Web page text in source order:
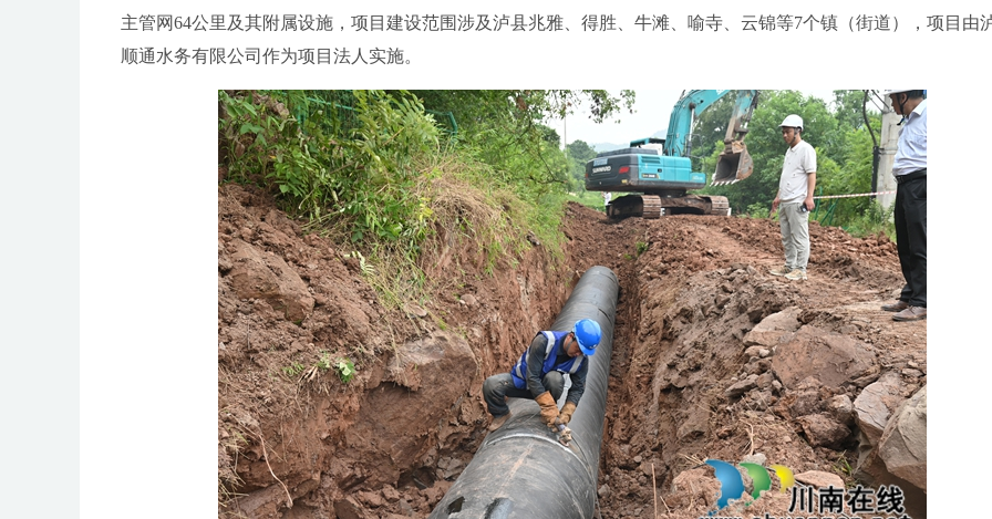
主管网64公里及其附属设施，项目建设范围涉及泸县兆雅、得胜、牛滩、喻寺、云锦等7个镇（街道），项目由
顺通水务有限公司作为项目法人实施。